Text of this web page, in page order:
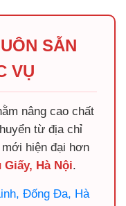
SẴN
VỤ
nâng cao chất
từ địa chỉ
hiện đại hơn
Giấy, Hà Nội.
Đống Đa, Hà